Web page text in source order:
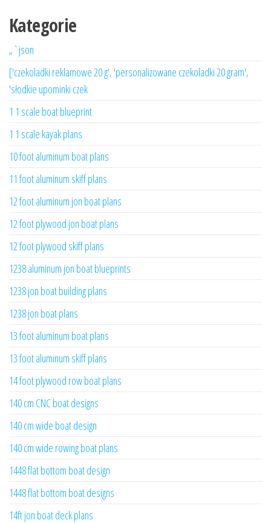
Kategorie
„`json
['czekoladki reklamowe 20 g', 'personalizowane czekoladki 20 gram',
'słodkie upominki czek
1 1 scale boat blueprint
1 1 scale kayak plans
10 foot aluminum boat plans
11 foot aluminum skiff plans
12 foot aluminum jon boat plans
12 foot plywood jon boat plans
12 foot plywood skiff plans
1238 aluminum jon boat blueprints
1238 jon boat building plans
1238 jon boat plans
13 foot aluminum boat plans
13 foot aluminum skiff plans
14 foot plywood row boat plans
140 cm CNC boat designs
140 cm wide boat design
140 cm wide rowing boat plans
1448 flat bottom boat design
1448 flat bottom boat designs
14ft jon boat deck plans